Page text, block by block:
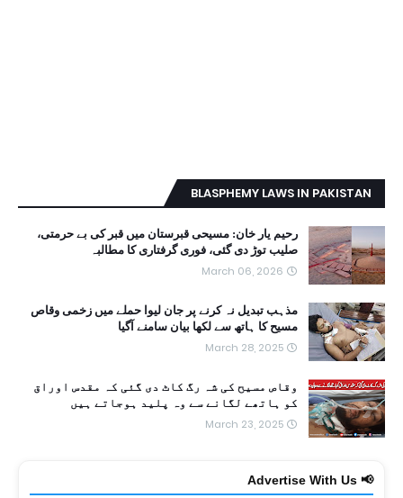
BLASPHEMY LAWS IN PAKISTAN
رحیم یار خان: مسیحی قبرستان میں قبر کی بے حرمتی،
صلیب توڑ دی گئی، فوری گرفتاری کا مطالبہ
March 06, 2026
مذہب تبدیل نہ کرنے پر جان لیوا حملے میں زخمی وقاص
مسیح کا ہاتھ سے لکھا بیان سامنے آگیا
March 28, 2025
وقاص مسیح کی شہ رگ کاٹ دی گئی کہ مقدس اوراق
کو ہاتھے لگانے سے وہ پلید ہوجاتے ہیں
March 23, 2025
📢 Advertise With Us